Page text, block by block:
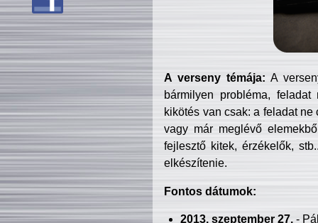
A verseny témája: A
bármilyen probléma, feladat
kikötés van csak: a feladat
vagy már meglévő
fejlesztő kitek, érzékelők,
elkészítenie.
Fontos dátumok:
2013. szeptember 27.-